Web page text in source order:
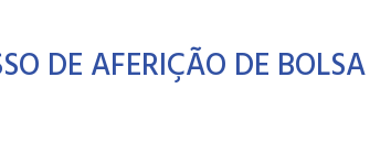
DE AFERIÇÃO DE BOLSA